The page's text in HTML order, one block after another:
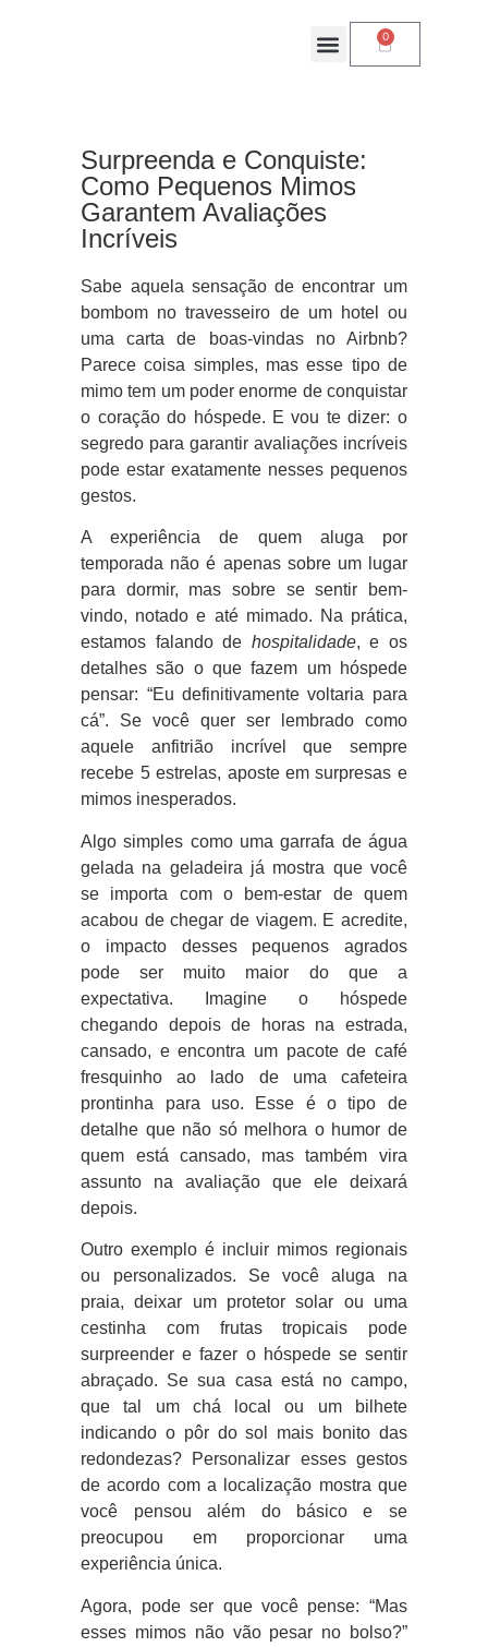
0
Surpreenda e Conquiste:
Como Pequenos Mimos
Garantem Avaliações
Incríveis
Sabe aquela sensação de encontrar um
bombom no travesseiro de um hotel ou
uma carta de boas-vindas no Airbnb?
Parece coisa simples, mas esse tipo de
mimo tem um poder enorme de conquistar
o coração do hóspede. E vou te dizer: o
segredo para garantir avaliações incríveis
pode estar exatamente nesses pequenos
gestos.
A experiência de quem aluga por
temporada não é apenas sobre um lugar
para dormir, mas sobre se sentir bem-
vindo, notado e até mimado. Na prática,
estamos falando de hospitalidade, e os
detalhes são o que fazem um hóspede
pensar: “Eu definitivamente voltaria para
cá”. Se você quer ser lembrado como
aquele anfitrião incrível que sempre
recebe 5 estrelas, aposte em surpresas e
mimos inesperados.
Algo simples como uma garrafa de água
gelada na geladeira já mostra que você
se importa com o bem-estar de quem
acabou de chegar de viagem. E acredite,
o impacto desses pequenos agrados
pode ser muito maior do que a
expectativa. Imagine o hóspede
chegando depois de horas na estrada,
cansado, e encontra um pacote de café
fresquinho ao lado de uma cafeteira
prontinha para uso. Esse é o tipo de
detalhe que não só melhora o humor de
quem está cansado, mas também vira
assunto na avaliação que ele deixará
depois.
Outro exemplo é incluir mimos regionais
ou personalizados. Se você aluga na
praia, deixar um protetor solar ou uma
cestinha com frutas tropicais pode
surpreender e fazer o hóspede se sentir
abraçado. Se sua casa está no campo,
que tal um chá local ou um bilhete
indicando o pôr do sol mais bonito das
redondezas? Personalizar esses gestos
de acordo com a localização mostra que
você pensou além do básico e se
preocupou em proporcionar uma
experiência única.
Agora, pode ser que você pense: “Mas
esses mimos não vão pesar no bolso?”